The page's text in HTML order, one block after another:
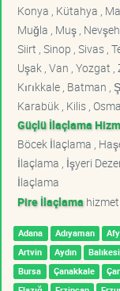
Konya , Kütahya ,
Muğla , Muş ,
Siirt , Sinop , Sivas ,
Uşak , Van , Yozgat
Kırıkkale , Batman ,
Karabük , Kilis ,
Güçlü İlaçlama
Böcek İlaçlama ,
İlaçlama , İşyeri
İlaçlama
Pire İlaçlama
Adana Adıyaman
Artvin
Aydın
Bursa
Çanakkale